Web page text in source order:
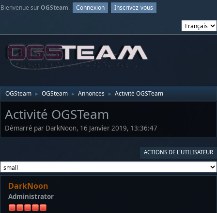
Bienvenue surOGSteam. Connexion Inscrivez-vous
OGSteam ► OGSteam ► Annonces ► Activité OGSTeam
Activité OGSTeam
Démarré par DarkNoon, 16 Janvier 2019, 13:36:47
ACTIONS DE L'UTILISATEUR
DarkNoon
Administrator